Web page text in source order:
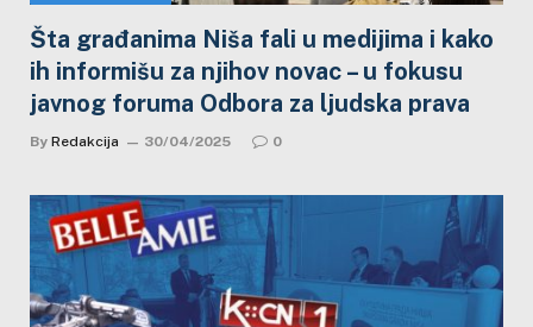
Šta građanima Niša fali u medijima i kako
ih informišu za njihov novac – u fokusu
javnog foruma Odbora za ljudska prava
By Redakcija 30/04/2025 0